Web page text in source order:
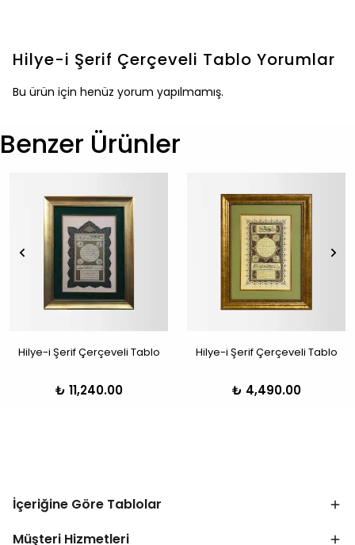
Hilye-i Şerif Çerçeveli Tablo Yorumlar
Bu ürün için henüz yorum yapılmamış.
Benzer Ürünler
Hilye-i Şerif Çerçeveli Tablo
₺ 11,240.00
Hilye-i Şerif Çerçeveli Tablo
₺ 4,490.00
İçeriğine Göre Tablolar
Müşteri Hizmetleri